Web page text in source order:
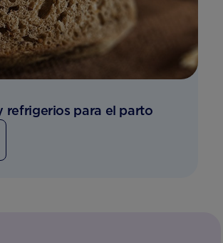
refrigerios para el parto